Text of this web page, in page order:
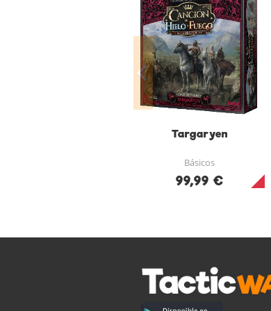
Targaryen
Básicos
99,99 €